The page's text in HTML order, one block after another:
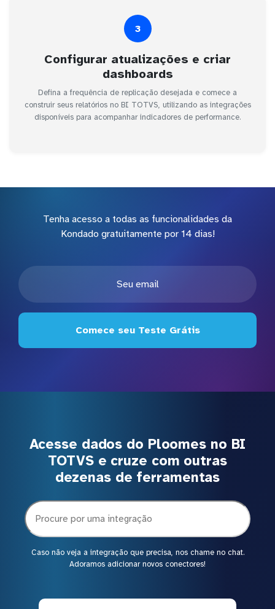
3
Configurar atualizações e criar
dashboards
Defina a frequência de replicação desejada e comece a
construir seus relatórios no BI TOTVS, utilizando as integrações
disponíveis para acompanhar indicadores de performance.
Tenha acesso a todas as funcionalidades da
Kondado gratuitamente por 14 dias!
Comece seu Teste Grátis
Acesse dados do Ploomes no BI
TOTVS e cruze com outras
dezenas de ferramentas
Caso não veja a integração que precisa, nos chame no chat.
Adoramos adicionar novos conectores!